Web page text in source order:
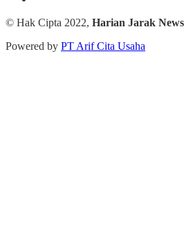
© Hak Cipta 2022, Harian Jarak News
Powered by PT Arif Cita Usaha